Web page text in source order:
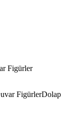
Figürler
FigürlerDolap